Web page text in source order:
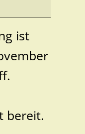
ist
bereit.